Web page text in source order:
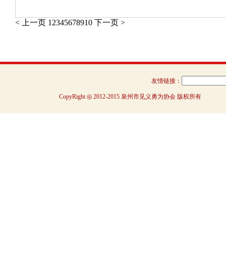
< 上一页 1 2345678910 下一页 >
友情链接：
CopyRight ◎ 2012-2015 泉州市见义勇为协会 版权所有